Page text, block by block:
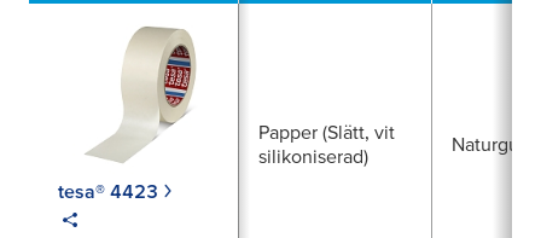
tesa® 4423
Papper (Slätt, vit
silikoniserad)